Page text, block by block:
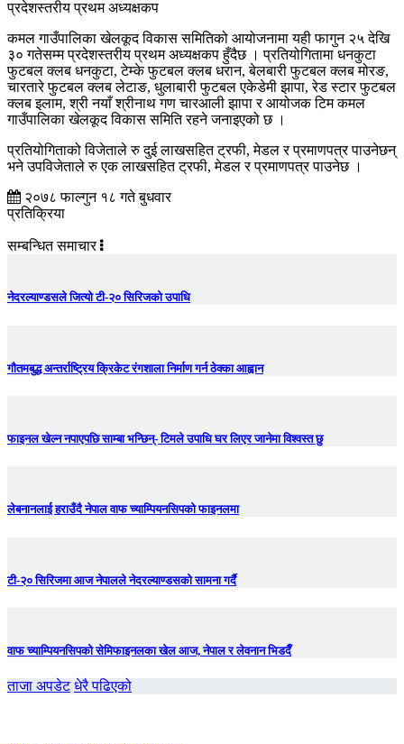
प्रदेशस्तरीय प्रथम अध्यक्षकप
कमल गाउँपालिका खेलकूद विकास समितिको आयोजनामा यही फागुन २५ देखि
३० गतेसम्म प्रदेशस्तरीय प्रथम अध्यक्षकप हुँदैछ । प्रतियोगितामा धनकुटा
फुटबल क्लब धनकुटा, टेम्के फुटबल क्लब धरान, बेलबारी फुटबल क्लब मोरङ,
चारतारे फुटबल क्लब लेटाङ, धुलाबारी फुटबल एकेडेमी झापा, रेड स्टार फुटबल
क्लब इलाम, श्री नयाँ श्रीनाथ गण चारआली झापा र आयोजक टिम कमल
गाउँपालिका खेलकूद विकास समिति रहने जनाइएको छ ।
प्रतियोगिताको विजेताले रु दुई लाखसहित ट्रफी, मेडल र प्रमाणपत्र पाउनेछन्
भने उपविजेताले रु एक लाखसहित ट्रफी, मेडल र प्रमाणपत्र पाउनेछ ।
२०७८ फाल्गुन १८ गते बुधवार
प्रतिक्रिया
सम्बन्धित समाचार
नेदरल्याण्डसले जित्यो टी-२० सिरिजको उपाधि
गौतमबुद्ध अन्तर्राष्ट्रिय क्रिकेट रंगशाला निर्माण गर्न ठेक्का आह्वान
फाइनल खेल्न नपाएपछि साम्बा भन्छिन्- टिमले उपाधि घर लिएर जानेमा विश्वस्त छु
लेबनानलाई हराउँदै नेपाल वाफ च्याम्पियनसिपको फाइनलमा
टी-२० सिरिजमा आज नेपालले नेदरल्याण्डसको सामना गर्दै
वाफ च्याम्पियनसिपको सेमिफाइनलका खेल आज, नेपाल र लेवनान भिडदैँ
ताजा अपडेट धेरै पढिएको